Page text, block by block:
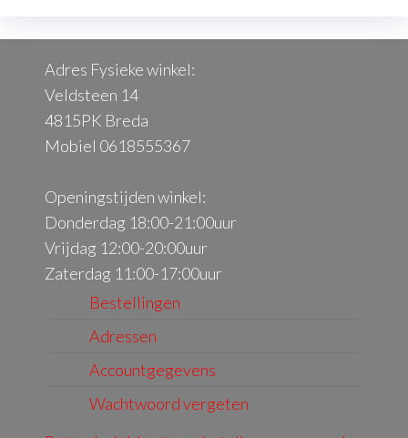
Adres Fysieke winkel:
Veldsteen 14
4815PK Breda
Mobiel 0618555367
Openingstijden winkel:
Donderdag 18:00-21:00uur
Vrijdag 12:00-20:00uur
Zaterdag 11:00-17:00uur
Bestellingen
Adressen
Accountgegevens
Wachtwoord vergeten